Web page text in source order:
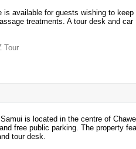
is available for guests wishing to
treatments. A tour desk and car
Tour
is located in the centre of
free public parking. The property
tour desk.